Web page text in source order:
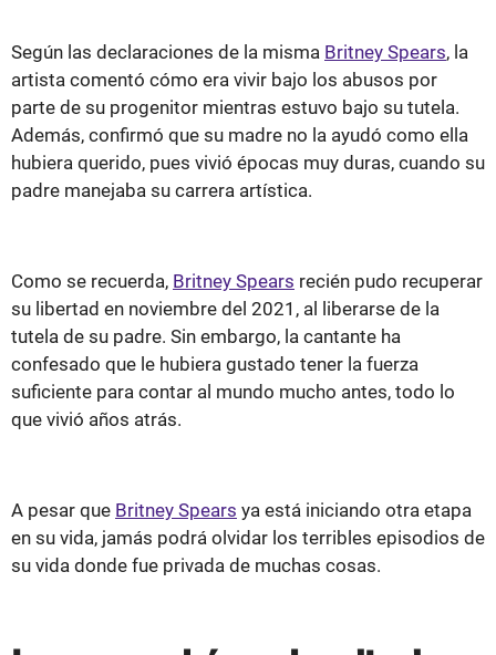
Según las declaraciones de la misma Britney Spears, la
artista comentó cómo era vivir bajo los abusos por
parte de su progenitor mientras estuvo bajo su tutela.
Además, confirmó que su madre no la ayudó como ella
hubiera querido, pues vivió épocas muy duras, cuando su
padre manejaba su carrera artística.
Como se recuerda, Britney Spears recién pudo recuperar
su libertad en noviembre del 2021, al liberarse de la
tutela de su padre. Sin embargo, la cantante ha
confesado que le hubiera gustado tener la fuerza
suficiente para contar al mundo mucho antes, todo lo
que vivió años atrás.
A pesar que Britney Spears ya está iniciando otra etapa
en su vida, jamás podrá olvidar los terribles episodios de
su vida donde fue privada de muchas cosas.